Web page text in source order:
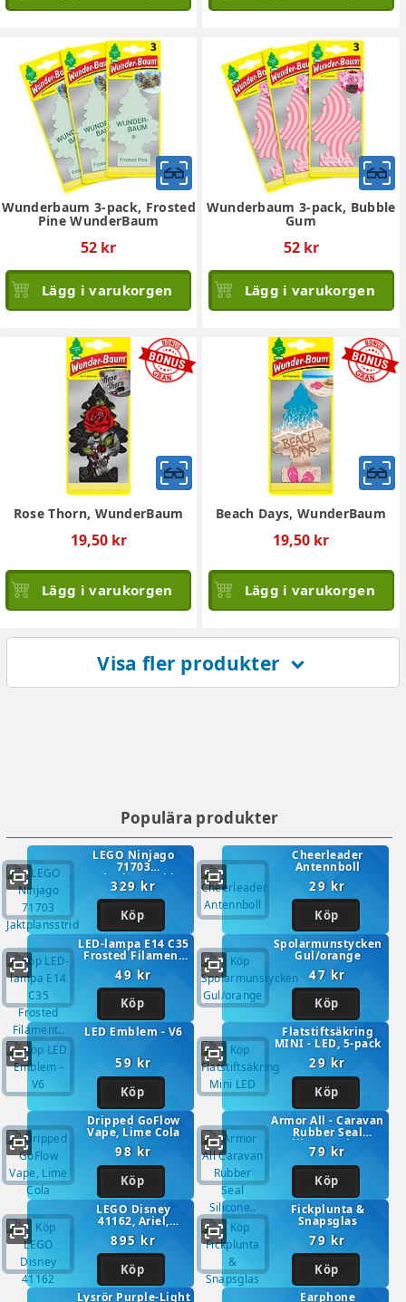
Wunderbaum 3-pack, Frosted
Pine WunderBaum
52 kr
Lägg i varukorgen
Wunderbaum 3-pack, Bubble
Gum
52 kr
Lägg i varukorgen
Rose Thorn, WunderBaum
19,50 kr
Lägg i varukorgen
Beach Days, WunderBaum
19,50 kr
Lägg i varukorgen
Visa fler produkter expand_more
Populära produkter
LEGO Ninjago
71703
Jaktplansstrid
329 kr
Köp
Cheerleader
Antennboll
29 kr
Köp
LED-lampa E14 C35
Frosted Filament
(2700/30W)
49 kr
Köp
Spolarmunstycken
Gul/orange
47 kr
Köp
LED Emblem - V6
59 kr
Köp
Flatstiftsäkring
MINI - LED, 5-pack
29 kr
Köp
Dripped GoFlow
Vape, Lime Cola
98 kr
Köp
Armor All - Caravan
Rubber Seal
Silicone Wipes
79 kr
Köp
LEGO Disney
41162, Ariel,
Aurora, and Tianas
Royal Celebration
895 kr
Köp
Fickplunta &
Snapsglas
79 kr
Köp
Lysrör Purple-Light Earphone